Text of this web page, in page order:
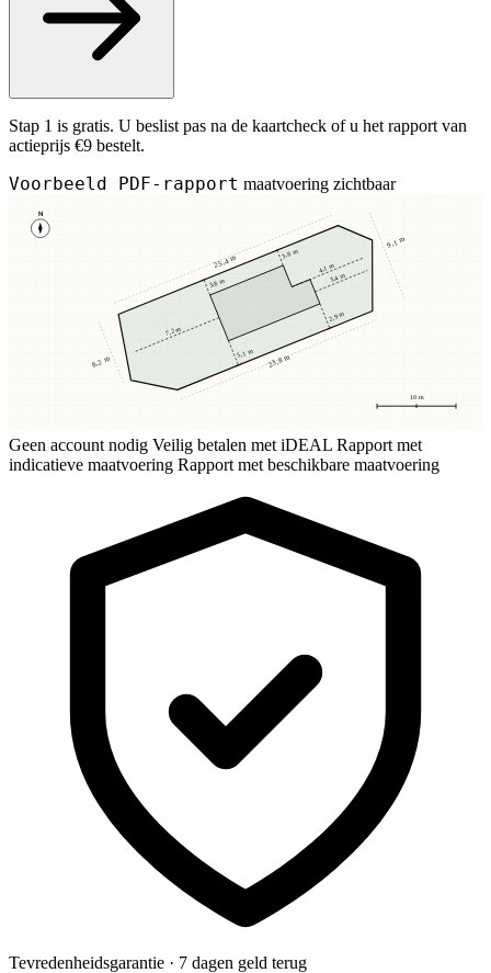
Stap 1 is gratis. U beslist pas na de kaartcheck of u het rapport van
actieprijs €9 bestelt.
Voorbeeld PDF-rapport maatvoering zichtbaar
N
10 m
3,8 m
3,8 m
5,1 m
2,9 m
7,2 m
3,4 m
4,1 m
25,4 m
23,8 m
8,2 m
9,1 m
Geen account nodig Veilig betalen met iDEAL Rapport met
indicatieve maatvoering Rapport met beschikbare maatvoering
Tevredenheidsgarantie · 7 dagen geld terug